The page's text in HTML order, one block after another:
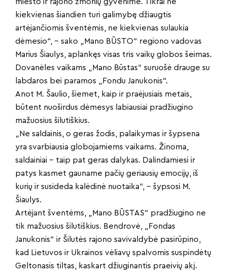
kiekvienas šiandien turi galimybę džiaugtis
artėjančiomis šventėmis, ne kiekvienas sulaukia
dėmesio“, – sako „Mano BŪSTO“ regiono vadovas
Marius Šiaulys, aplankęs visas tris vaikų globos šeimas.
Dovanėles vaikams „Mano Būstas“ suruošė drauge su
labdaros bei paramos „Fondu Janukonis“.
Anot M. Šaulio, šiemet, kaip ir praėjusiais metais,
būtent nuoširdus dėmesys labiausiai pradžiugino
mažuosius šilutiškius.
„Ne saldainis, o geras žodis, palaikymas ir šypsena
yra svarbiausia globojamiems vaikams. Žinoma,
saldainiai – taip pat geras dalykas. Dalindamiesi ir
patys kasmet gauname pačių geriausių emocijų, iš
kurių ir susideda kalėdinė nuotaika“, – šypsosi M.
Šiaulys.
Artėjant šventėms, „Mano BŪSTAS“ pradžiugino ne
tik mažuosius šilutiškius. Bendrovė, „Fondas
Janukonis“ ir Šilutės rajono savivaldybė pasirūpino,
kad Lietuvos ir Ukrainos vėliavų spalvomis suspindėtų
Geltonasis tiltas, kaskart džiuginantis praeivių akį.